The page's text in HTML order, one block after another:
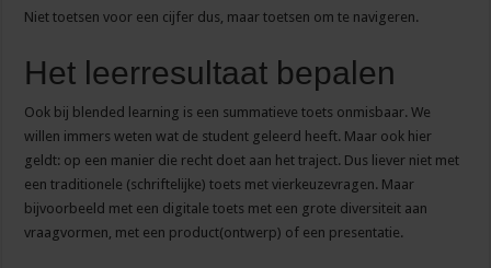
Niet toetsen voor een cijfer dus, maar toetsen om te navigeren.
Het leerresultaat bepalen
Ook bij blended learning is een summatieve toets onmisbaar. We
willen immers weten wat de student geleerd heeft. Maar ook hier
geldt: op een manier die recht doet aan het traject. Dus liever niet met
een traditionele (schriftelijke) toets met vierkeuzevragen. Maar
bijvoorbeeld met een digitale toets met een grote diversiteit aan
vraagvormen, met een product(ontwerp) of een presentatie.